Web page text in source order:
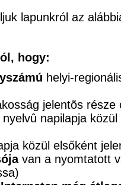
lapunkról az
hogy:
helyi-
jelentõs
napilapja
közül elsőként
van a nyomtatott